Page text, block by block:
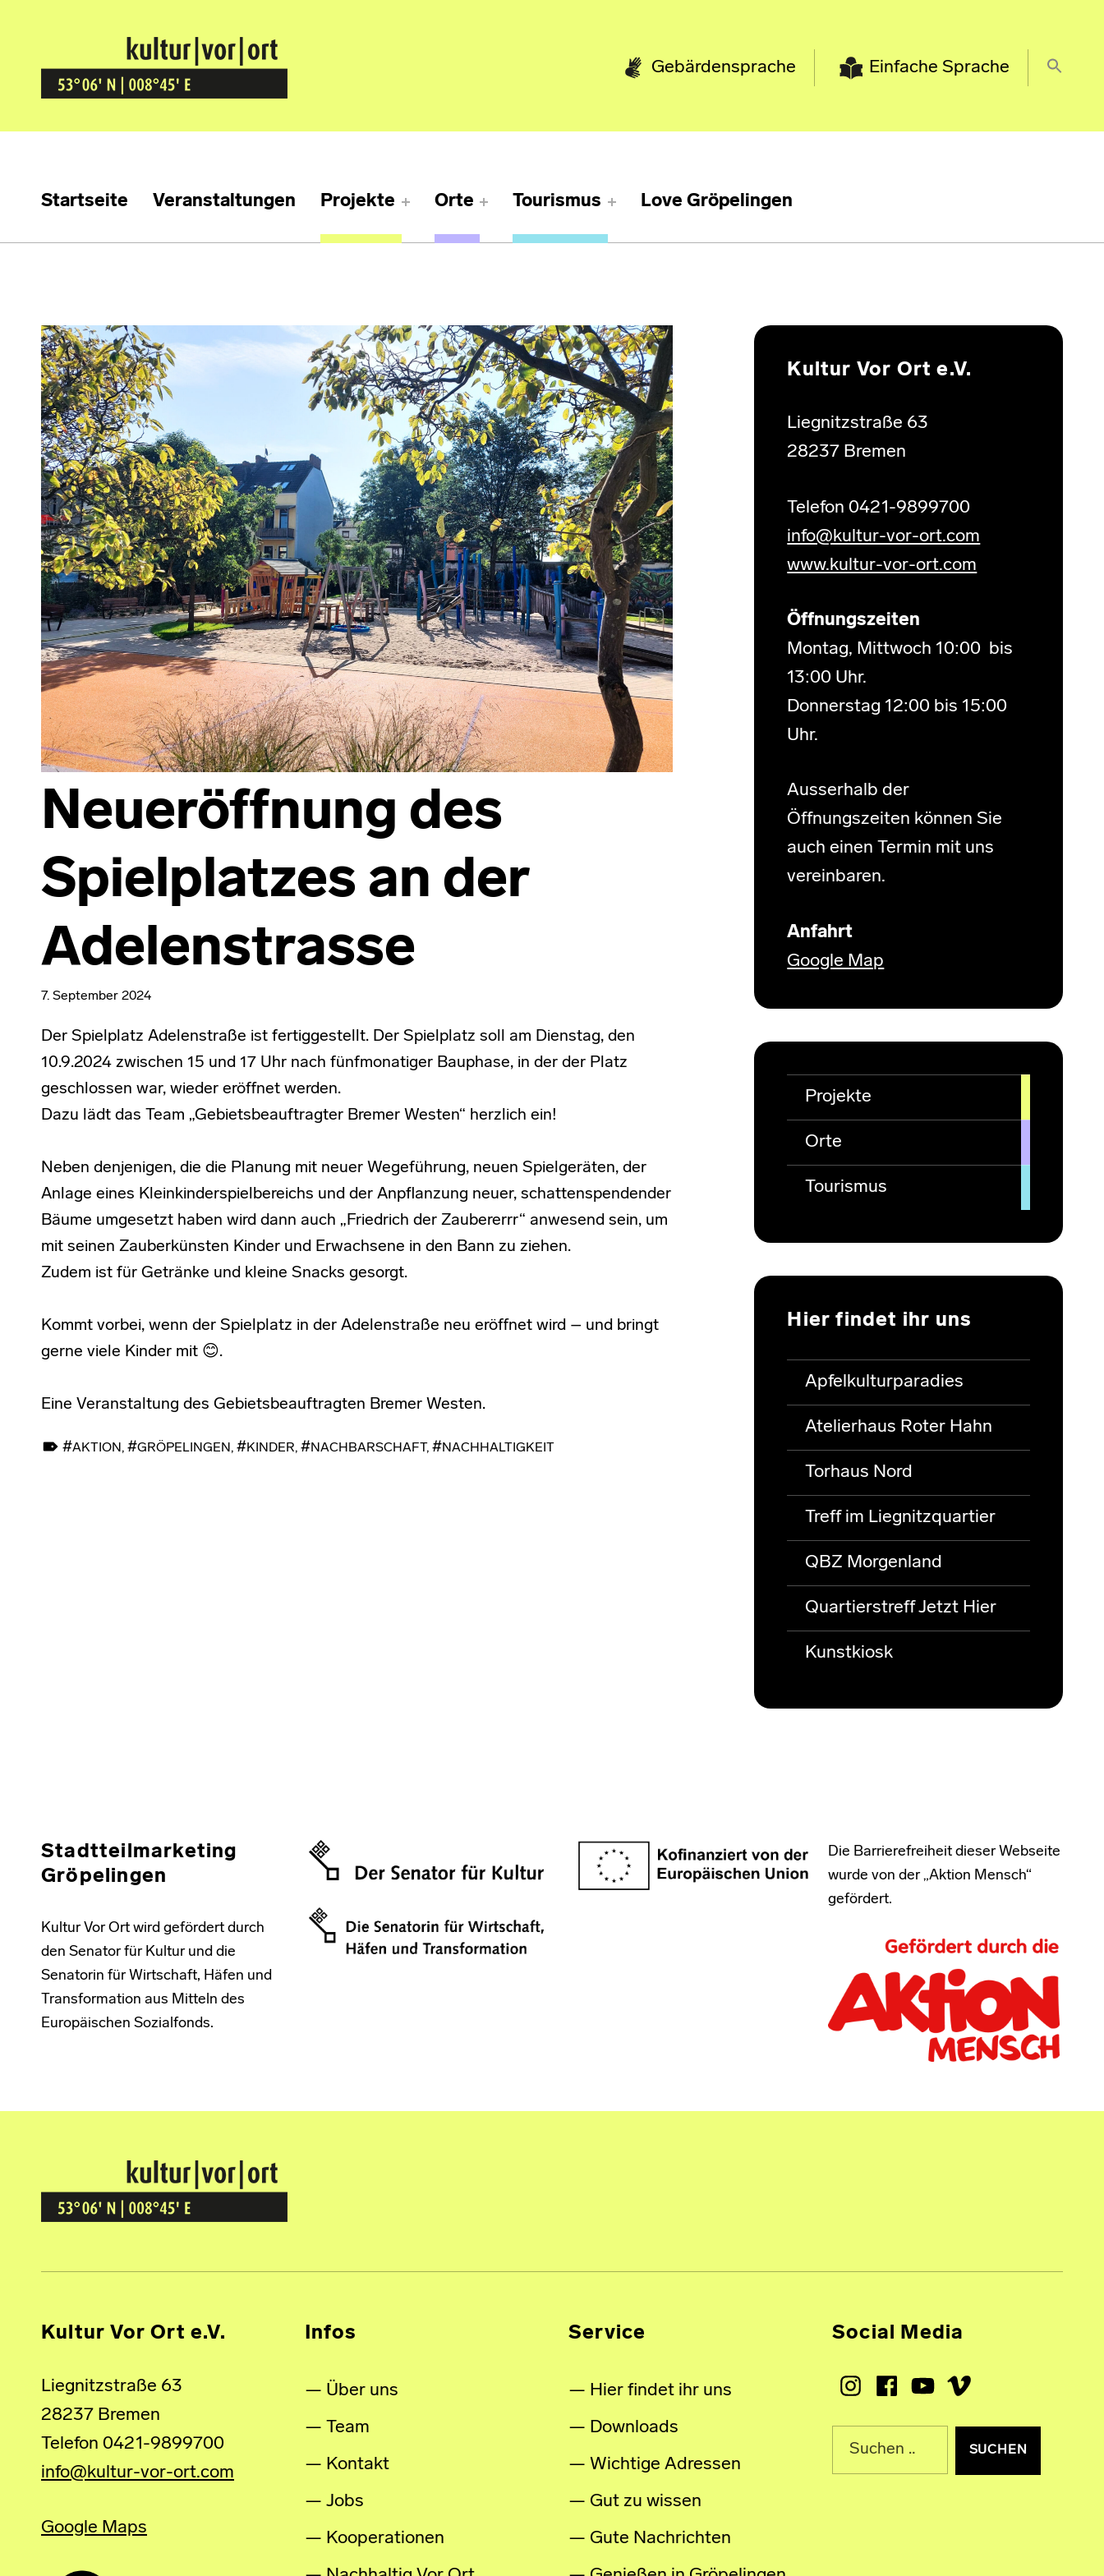
Kultur Vor Ort
BREMEN GRÖPELINGEN Gebärdensprache Einfache Sprache
Startseite Veranstaltungen Projekte Orte Tourismus Love Gröpelingen
Neueröffnung des
Spielplatzes an der
Adelenstrasse
7. September 2024
Der Spielplatz Adelenstraße ist fertiggestellt. Der Spielplatz soll am Dienstag, den
10.9.2024 zwischen 15 und 17 Uhr nach fünfmonatiger Bauphase, in der der Platz
geschlossen war, wieder eröffnet werden.
Dazu lädt das Team „Gebietsbeauftragter Bremer Westen“ herzlich ein!
Neben denjenigen, die die Planung mit neuer Wegeführung, neuen Spielgeräten, der
Anlage eines Kleinkinderspielbereichs und der Anpflanzung neuer, schattenspendender
Bäume umgesetzt haben wird dann auch „Friedrich der Zaubererrr“ anwesend sein, um
mit seinen Zauberkünsten Kinder und Erwachsene in den Bann zu ziehen.
Zudem ist für Getränke und kleine Snacks gesorgt.
Kommt vorbei, wenn der Spielplatz in der Adelenstraße neu eröffnet wird – und bringt
gerne viele Kinder mit 😊.
Eine Veranstaltung des Gebietsbeauftragten Bremer Westen.
AKTION, GRÖPELINGEN, KINDER, NACHBARSCHAFT, NACHHALTIGKEIT
Kultur Vor Ort e.V.
Liegnitzstraße 63
28237 Bremen
Telefon 0421-9899700
info@kultur-vor-ort.com
www.kultur-vor-ort.com
Öffnungszeiten
Montag, Mittwoch 10:00 bis
13:00 Uhr.
Donnerstag 12:00 bis 15:00
Uhr.
Ausserhalb der
Öffnungszeiten können Sie
auch einen Termin mit uns
vereinbaren.
Anfahrt
Google Map
Projekte
Orte
Tourismus
Hier findet ihr uns
Apfelkulturparadies
Atelierhaus Roter Hahn
Torhaus Nord
Treff im Liegnitzquartier
QBZ Morgenland
Quartierstreff Jetzt Hier
Kunstkiosk
Stadtteilmarketing
Gröpelingen
Kultur Vor Ort wird gefördert durch
den Senator für Kultur und die
Senatorin für Wirtschaft, Häfen und
Transformation aus Mitteln des
Europäischen Sozialfonds.
Die Barrierefreiheit dieser Webseite
wurde von der „Aktion Mensch“
gefördert.
Kultur Vor Ort
BREMEN GRÖPELINGEN
Kultur Vor Ort e.V.
Liegnitzstraße 63
28237 Bremen
Telefon 0421-9899700
info@kultur-vor-ort.com
Google Maps
Infos
Über uns
Team
Kontakt
Jobs
Kooperationen
Service
Hier findet ihr uns
Downloads
Wichtige Adressen
Gut zu wissen
Gute Nachrichten
Social Media
InstagramFacebookYoutubeVimeo
Suche nach: